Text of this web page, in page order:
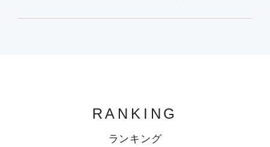
RANKING
ランキング